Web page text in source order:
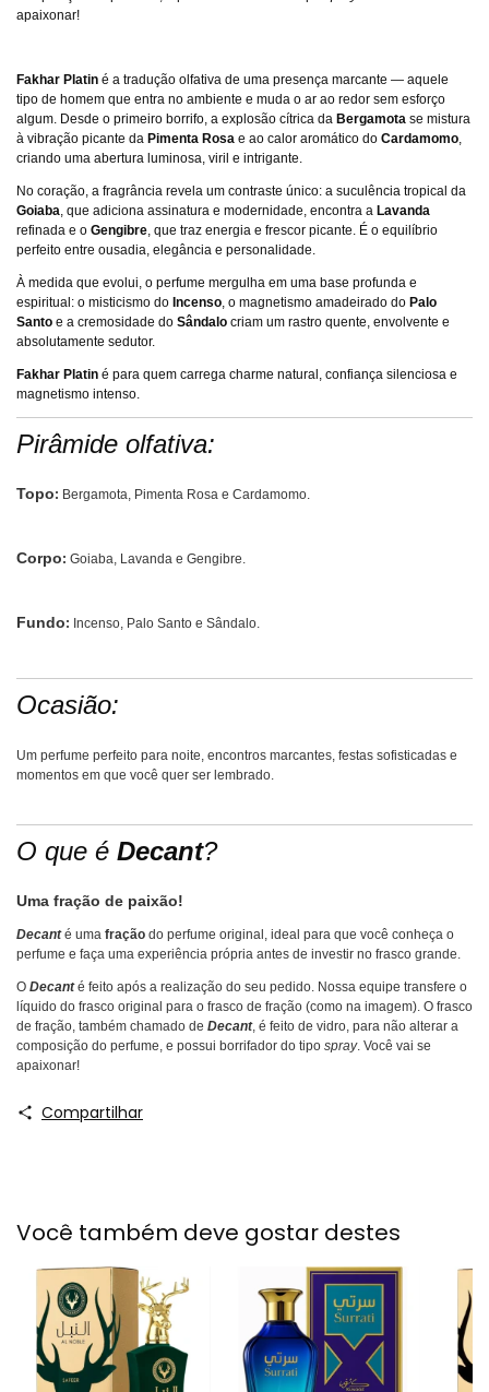
apaixonar!
Fakhar Platin é a tradução olfativa de uma presença marcante — aquele
tipo de homem que entra no ambiente e muda o ar ao redor sem esforço
algum. Desde o primeiro borrifo, a explosão cítrica da Bergamota se mistura
à vibração picante da Pimenta Rosa e ao calor aromático do Cardamomo,
criando uma abertura luminosa, viril e intrigante.
No coração, a fragrância revela um contraste único: a suculência tropical da
Goiaba, que adiciona assinatura e modernidade, encontra a Lavanda
refinada e o Gengibre, que traz energia e frescor picante. É o equilíbrio
perfeito entre ousadia, elegância e personalidade.
À medida que evolui, o perfume mergulha em uma base profunda e
espiritual: o misticismo do Incenso, o magnetismo amadeirado do Palo
Santo e a cremosidade do Sândalo criam um rastro quente, envolvente e
absolutamente sedutor.
Fakhar Platin é para quem carrega charme natural, confiança silenciosa e
magnetismo intenso.
Pirâmide olfativa:
Topo: Bergamota, Pimenta Rosa e Cardamomo.
Corpo: Goiaba, Lavanda e Gengibre.
Fundo: Incenso, Palo Santo e Sândalo.
Ocasião:
Um perfume perfeito para noite, encontros marcantes, festas sofisticadas e
momentos em que você quer ser lembrado.
O que é Decant?
Uma fração de paixão!
Decanté uma fração do perfume original, ideal para que você conheça o
perfume e faça uma experiência própria antes de investir no frasco grande.
O Decanté feito após a realização do seu pedido. Nossa equipe transfere o
líquido do frasco original para o frasco de fração (como na imagem). O frasco
de fração, também chamado de Decant, é feito de vidro, para não alterar a
composição do perfume, e possui borrifador do tipo spray. Você vai se
apaixonar!
Compartilhar
Você também deve gostar destes